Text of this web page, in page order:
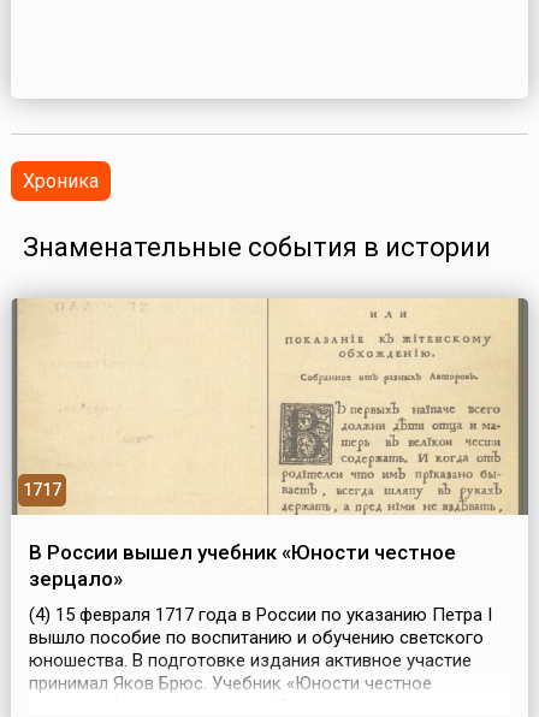
Хроника
Знаменательные события в истории
1717
В России вышел учебник «Юности честное
зерцало»
(4) 15 февраля 1717 года в России по указанию Петра I
вышло пособие по воспитанию и обучению светского
юношества. В подготовке издания активное участие
принимал Яков Брюс. Учебник «Юности честное